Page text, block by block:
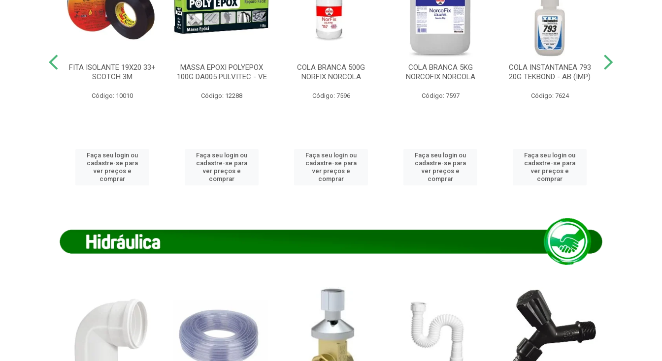
FITA ISOLANTE 19X20 33+
SCOTCH 3M
Código: 10010
Faça seu login ou
cadastre-se para
ver preços e
comprar
MASSA EPOXI POLYEPOX
100G DA005 PULVITEC - VE
Código: 12288
Faça seu login ou
cadastre-se para
ver preços e
comprar
COLA BRANCA 500G
NORFIX NORCOLA
Código: 7596
Faça seu login ou
cadastre-se para
ver preços e
comprar
COLA BRANCA 5KG
NORCOFIX NORCOLA
Código: 7597
Faça seu login ou
cadastre-se para
ver preços e
comprar
COLA INSTANTANEA 793
20G TEKBOND - AB (IMP)
Código: 7624
Faça seu login ou
cadastre-se para
ver preços e
comprar